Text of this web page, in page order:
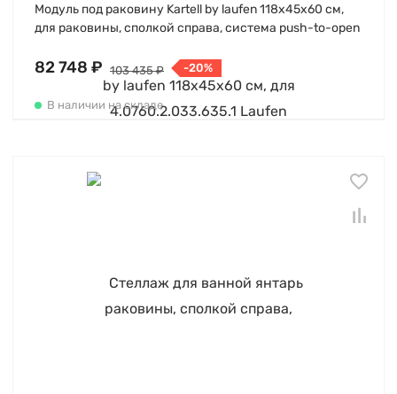
Модуль под раковину Kartell by laufen 118х45х60 см,
для раковины, сполкой справа, система push-to-open
82 748 ₽ 103 435 ₽ -20%
В наличии на складе